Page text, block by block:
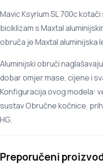
Mavic Ksyrium SL 700c
biciklizam s Maxtal
obruča je Maxtal aluminijska
Aluminijski obruči
dobar omjer mase, cijene i
Konfiguracija ovog modela:
sustav Obručne kočnice,
HG.
Preporučeni